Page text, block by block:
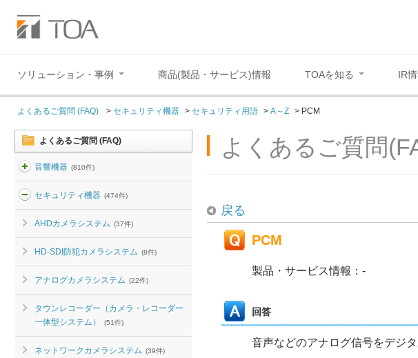
ソリューション・事例 商品(製品・サービス)情報 TOAを知る IR
よくあるご質問 (FAQ) > セキュリティ機器 > セキュリティ用語 > A～Z > PCM
よくあるご質問 (FAQ)
音響機器 (810件)
セキュリティ機器 (474件)
AHDカメラシステム (37件)
HD-SDI防犯カメラシステム (8件)
アナログカメラシステム (22件)
タウンレコーダー（カメラ・レコーダー
一体型システム）
(51件)
ネットワークカメラシステム (39件)
よくあるご質問
戻る
PCM
製品・サービス情報：-
回答
音声などのアナログ信号をデジ